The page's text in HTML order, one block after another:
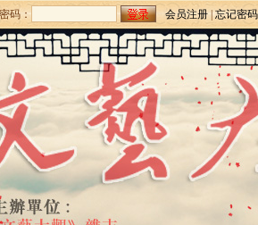
密码： 会员注册|忘记密码